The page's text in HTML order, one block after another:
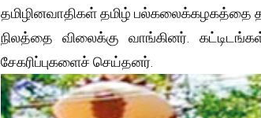
தமிழினவாதிகள் தமிழ் பல்கலைக்கழகத்தை
நிலத்தை விலைக்கு வாங்கினர்.
சேகரிப்புகளைச் செய்தனர்.